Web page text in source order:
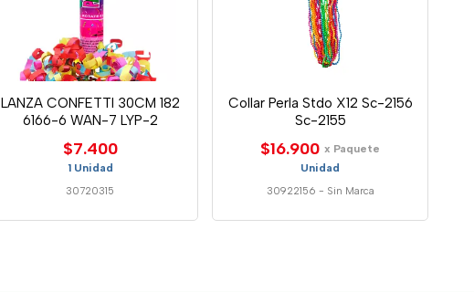
LANZA CONFETTI 30CM 182
6166-6 WAN-7 LYP-2
$7.400
1 Unidad
30720315
Collar Perla Stdo X12 Sc-2156
Sc-2155
$16.900 x Paquete
Unidad
30922156 - Sin Marca